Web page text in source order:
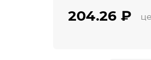
204.26 ₽